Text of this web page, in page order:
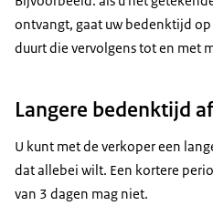
ontvangt, gaat uw bedenktijd
duurt die vervolgens tot en met
Langere bedenktijd
U kunt met de verkoper een
dat allebei wilt. Een kortere
van 3 dagen mag niet.